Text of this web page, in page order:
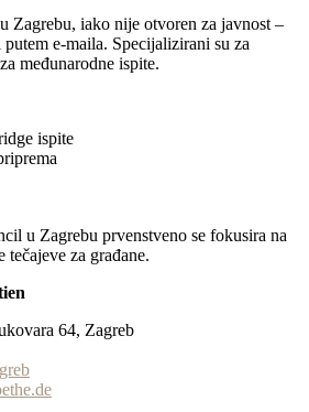
Zagrebu, iako nije otvoren za javnost –
e-maila. Specijalizirani su za
međunarodne ispite.
ispite
u Zagrebu prvenstveno se fokusira na
tečajeve za građane.
64, Zagreb